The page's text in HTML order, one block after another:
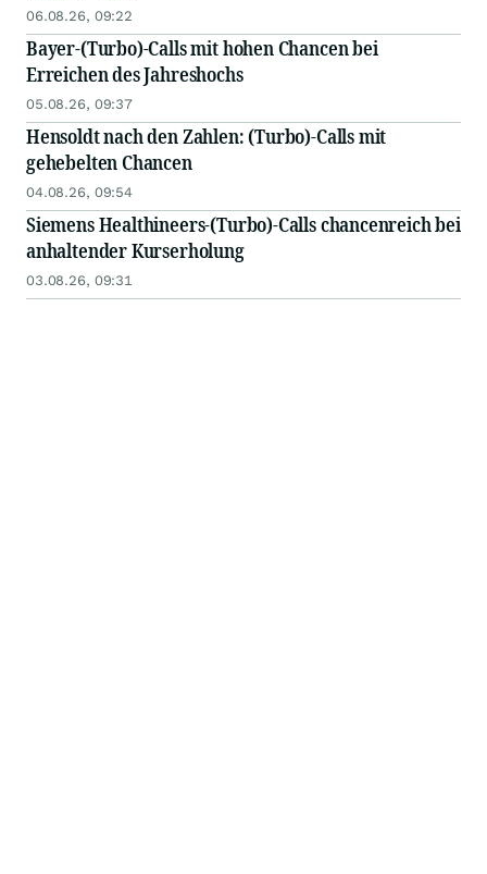
06.08.26, 09:22
Bayer-(Turbo)-Calls mit hohen Chancen bei
Erreichen des Jahreshochs
05.08.26, 09:37
Hensoldt nach den Zahlen: (Turbo)-Calls mit
gehebelten Chancen
04.08.26, 09:54
Siemens Healthineers-(Turbo)-Calls chancenreich bei
anhaltender Kurserholung
03.08.26, 09:31